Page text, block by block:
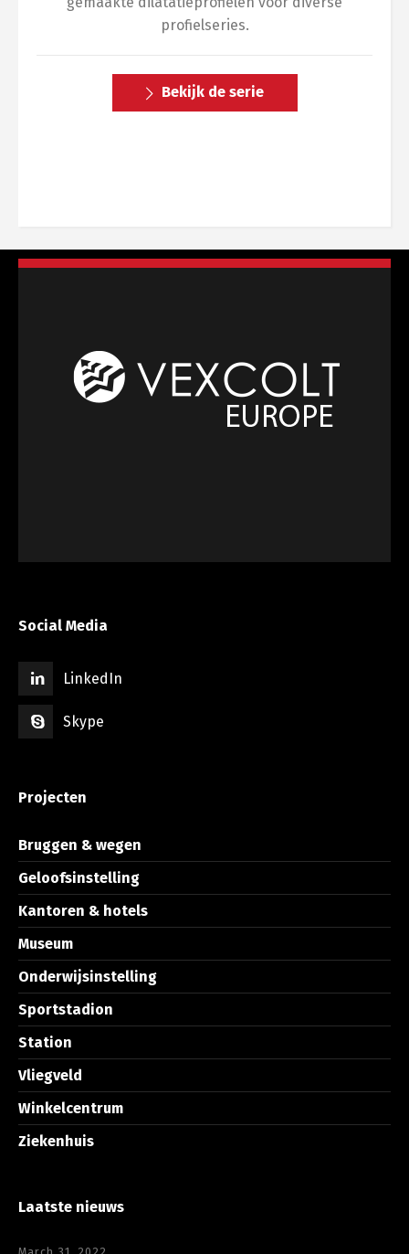
profielseries.
Bekijk de serie
Social Media
LinkedIn
Skype
Projecten
Bruggen & wegen
Geloofsinstelling
Kantoren & hotels
Museum
Onderwijsinstelling
Sportstadion
Station
Vliegveld
Winkelcentrum
Ziekenhuis
Laatste nieuws